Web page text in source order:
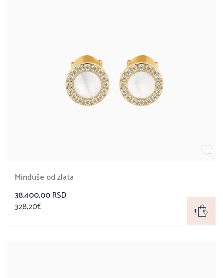
Minđuše od zlata
38.400,00 RSD
328,20€ +